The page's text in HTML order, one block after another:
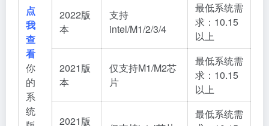
点
我
查
看
你
的
系
统
2022版
本
支持
intel/M1/2/3/4
最低系统需
求：10.15
以上
2021版
本
仅支持M1/M2芯
片
最低系统需
求：10.15
以上
2021版
最低系统需